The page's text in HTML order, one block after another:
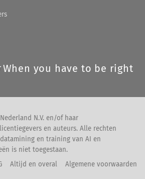
When you have to be right
N.V. en/of haar
en auteurs. Alle rechten
en training van AI en
is niet toegestaan.
Altijd en overal Algemene voorwaarden